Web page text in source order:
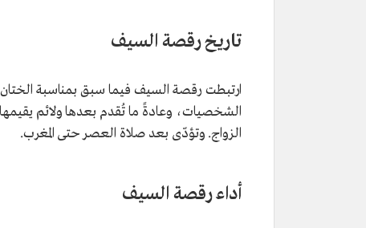
تاريخ رقصة السيف
ارتبطت رقصة السيف فيما سبق بمناسبة الختان،
الشخصيات، وعادةً ما تُقدم بعدها ولائم
الزواج. وتؤدّى بعد صلاة العصر حتى المغرب.
أداء رقصة السيف